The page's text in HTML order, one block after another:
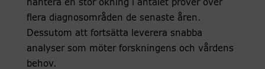
hantera en stor ökning i antalet prover över
flera diagnosområden de senaste åren.
Dessutom att fortsätta leverera snabba
analyser som möter forskningens och vårdens
behov.